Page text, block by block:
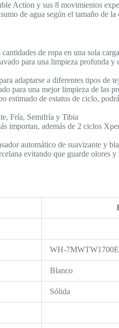
Action y sus 8 movimientos
de agua según el tamaño de la
de ropa en una sola
para una limpieza profunda
adaptarse a diferentes tipos de
para una mejor limpieza de las
estimado de estatus de ciclo,
Fría, Semifría y Tibia
importan, además de 2 ciclos
automático de suavizante y
evitando que guarde olores y
WH-
Blanco
Sólida